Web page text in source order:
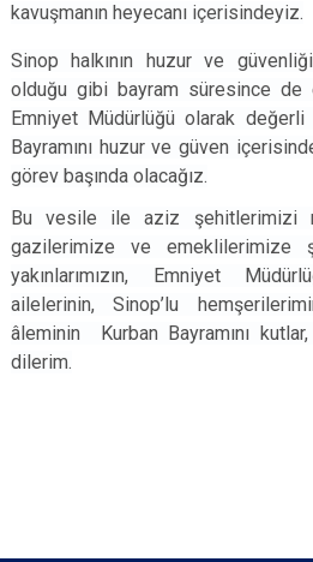
kavuşmanın heyecanı içerisindeyiz.
Sinop halkının huzur ve
olduğu gibi bayram süresince
Emniyet Müdürlüğü olarak değerli
Bayramını huzur ve güven
görev başında olacağız.
Bu vesile ile aziz şehitlerimizi
gazilerimize ve emeklilerimize
yakınlarımızın, Emniyet
ailelerinin, Sinop’lu
âleminin Kurban Bayramını
dilerim.